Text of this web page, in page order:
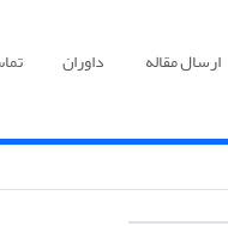
ارسال مقاله داوران